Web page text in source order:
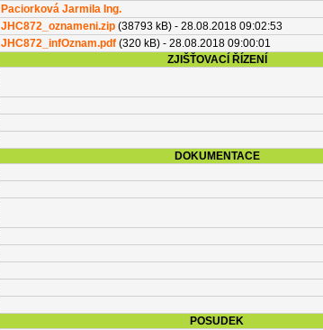
Paciorková Jarmila Ing.
JHC872_oznameni.zip (38793 kB) - 28.08.2018 09:02:53
JHC872_infOznam.pdf (320 kB) - 28.08.2018 09:00:01
ZJIŠŤOVACÍ ŘÍZENÍ
DOKUMENTACE
POSUDEK